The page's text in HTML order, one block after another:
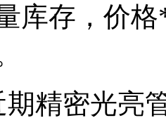
库存，价
精密光亮